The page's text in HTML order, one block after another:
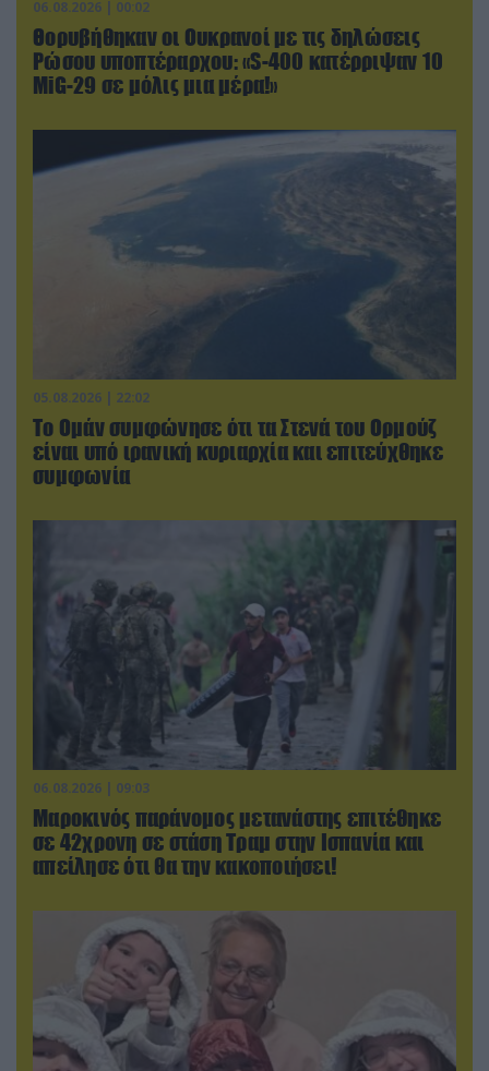
06.08.2026 | 00:02
Θορυβήθηκαν οι Ουκρανοί με τις δηλώσεις
Ρώσου υποπτέραρχου: «S-400 κατέρριψαν 10
MiG-29 σε μόλις μια μέρα!»
05.08.2026 | 22:02
Το Ομάν συμφώνησε ότι τα Στενά του Ορμούζ
είναι υπό ιρανική κυριαρχία και επιτεύχθηκε
συμφωνία
06.08.2026 | 09:03
Μαροκινός παράνομος μετανάστης επιτέθηκε
σε 42χρονη σε στάση Τραμ στην Ισπανία και
απείλησε ότι θα την κακοποιήσει!